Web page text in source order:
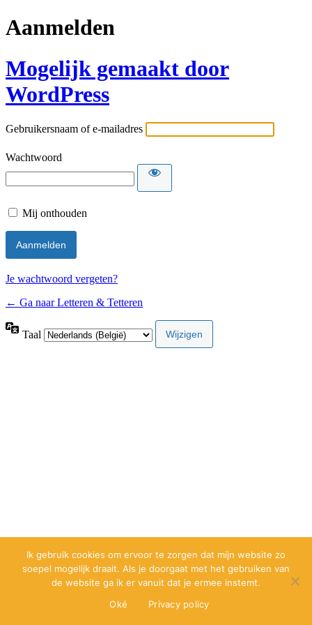
Aanmelden
Mogelijk gemaakt door
WordPress
Gebruikersnaam of e-mailadres
Wachtwoord
Mij onthouden
Je wachtwoord vergeten?
← Ga naar Letteren & Tetteren
Taal
Ik gebruik cookies om ervoor te zorgen dat mijn website zo
soepel mogelijk draait. Als je doorgaat met het gebruiken van
de website ga ik er vanuit dat je ermee instemt.
Oké
Privacy policy